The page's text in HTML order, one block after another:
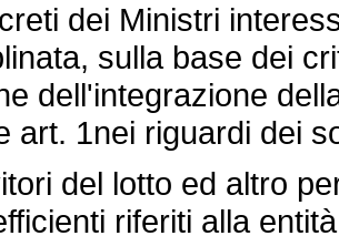
dei Ministri
sulla base dei
dell'integrazione
art. 1nei riguardi dei
del lotto ed altro
riferiti alla